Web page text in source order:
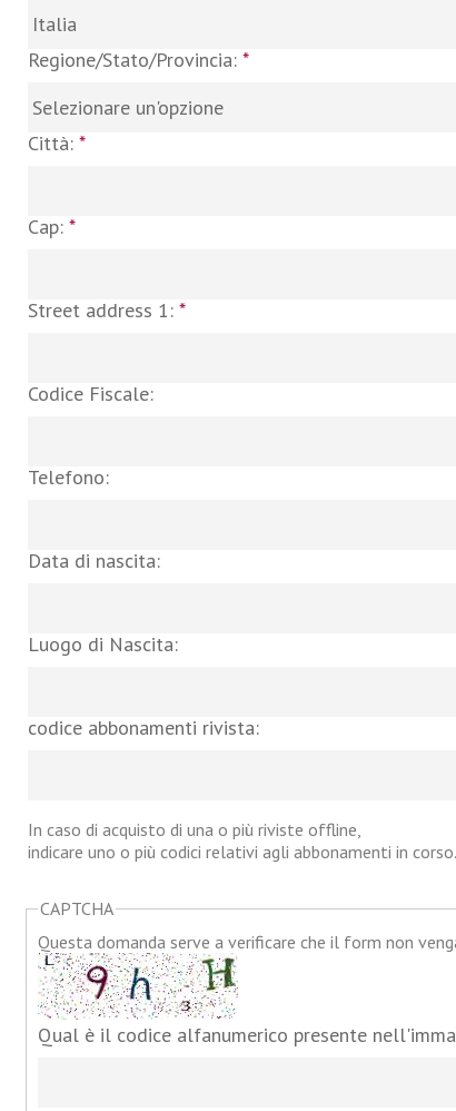
Regione/Stato/Provincia: *
Città: *
Cap: *
Street address 1: *
Codice Fiscale:
Telefono:
Data di nascita:
Luogo di Nascita:
codice abbonamenti rivista:
In caso di acquisto di una o più riviste offline,
indicare uno o più codici relativi agli abbonamenti in corso.
CAPTCHA
Questa domanda serve a verificare che il form non
Qual è il codice alfanumerico presente